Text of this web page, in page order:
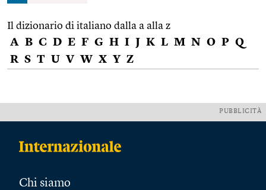
Il dizionario di italiano dalla a alla z
A B C D E F G H I J K L M N O P Q
R S T U V W X Y Z
PUBBLICITÀ
Chi siamo